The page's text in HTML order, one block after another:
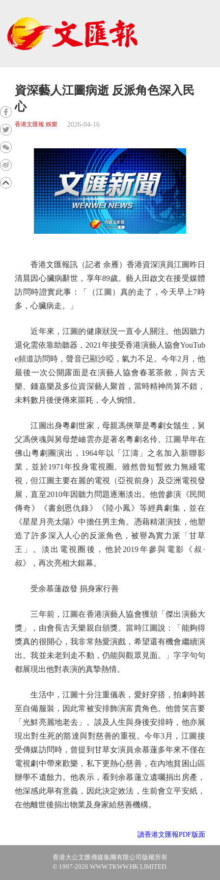
資深藝人江圖病逝 反派角色深入民
心
香港文匯報 娛樂 2026-04-16
香港文匯報訊（記者 余雁）香港資深演員江圖昨日
清晨因心臟病辭世，享年89歲。藝人田啟文在接受媒體
訪問時證實此事：「（江圖）真的走了，今天早上7時
多，心臟病走。」
近年來，江圖的健康狀況一直令人關注。他因聽力
退化需依靠助聽器，2021年接受香港演藝人協會YouTub
e頻道訪問時，聲音已顯沙啞，氣力不足。今年2月，他
最後一次公開露面是在演藝人協會春茗茶敘，與古天
樂、錢嘉樂及多位資深藝人聚首，當時精神尚算不錯，
未料數月後便傳來噩耗，令人惋惜。
江圖出身粵劇世家，母親馮俠華是粵劇女鬚生，舅
父馮俠魂與舅母楚岫雲亦是著名粵劇名伶。江圖早年在
佛山粵劇團演出，1964年以「江濤」之名加入新聯影
業，並於1971年投身電視圈。雖然曾短暫效力無綫電
視，但江圖主要在麗的電視（亞視前身）及亞洲電視發
展，直至2010年因聽力問題逐漸淡出。他曾參演《民間
傳奇》《書劍恩仇錄》《陸小鳳》等經典劇集，並在
《星星月亮太陽》中擔任男主角。憑藉精湛演技，他塑
造了許多深入人心的反派角色，被譽為實力派「甘草
王」。淡出電視圈後，他於2019年參與電影《叔·
叔》，再次亮相大銀幕。
受余慕蓮啟發 捐身家行善
三年前，江圖在香港演藝人協會獲頒「傑出演藝大
獎」，由會長古天樂親自頒獎。當時江圖說：「能夠得
獎真的很開心，我非常熱愛演戲，希望還有機會繼續演
出。我並未老到走不動，仍能與觀眾見面。」字字句句
都展現出他對表演的真摯熱情。
生活中，江圖十分注重儀表，愛好穿搭，拍劇時甚
至自備服裝，因此常被安排飾演富貴角色。他曾笑言要
「光鮮亮麗地老去」。談及人生與身後安排時，他亦展
現出對生死的豁達與對慈善的重視。今年3月，江圖接
受傳媒訪問時，曾提到甘草女演員余慕蓮多年來不僅在
電視劇中帶來歡樂，私下更熱心慈善，在內地貧困山區
辦學不遺餘力。他表示，看到余慕蓮立遺囑捐出房產，
他深感此舉有意義，因此決定效法，生前會立平安紙，
在他離世後捐出物業及身家給慈善機構。
讀香港文匯報PDF版面
香港大公文匯傳媒集團有限公司版權所有
© 1997-2026 WWW.TKWW.HK LIMITED.